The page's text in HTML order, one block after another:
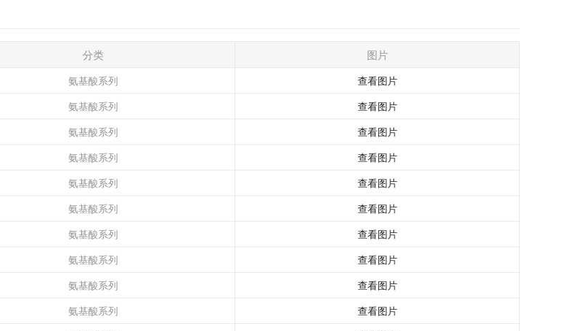
分类 图片
氨基酸系列
查看图片
氨基酸系列
查看图片
氨基酸系列
查看图片
氨基酸系列
查看图片
氨基酸系列
查看图片
氨基酸系列
查看图片
氨基酸系列
查看图片
氨基酸系列
查看图片
氨基酸系列
查看图片
氨基酸系列
查看图片